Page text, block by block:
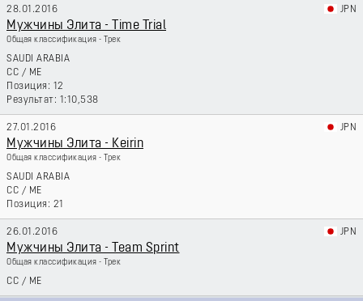
28.01.2016 JPN
Мужчины Элита - Time Trial
Общая классификация - Трек
SAUDI ARABIA
CC / ME
12
1:10,538
27.01.2016 JPN
Мужчины Элита - Keirin
Общая классификация - Трек
SAUDI ARABIA
CC / ME
21
26.01.2016 JPN
Мужчины Элита - Team Sprint
Общая классификация - Трек
CC / ME